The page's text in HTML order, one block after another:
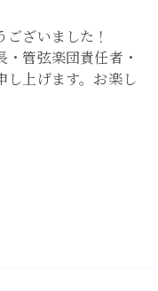
ざいました！
管弦楽団責任者・
し上げます。お楽し